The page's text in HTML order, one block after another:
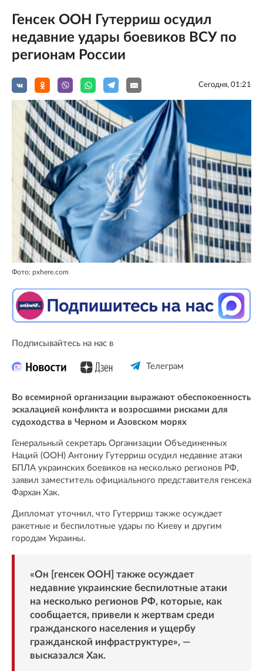
Генсек ООН Гутерриш осудил
недавние удары боевиков ВСУ по
регионам России
Сегодня, 01:21
Фото: pxhere.com
Подписывайтесь на нас в
Телеграм
Во всемирной организации выражают обеспокоенность
эскалацией конфликта и возросшими рисками для
судоходства в Черном и Азовском морях
Генеральный секретарь Организации Объединенных
Наций (ООН) Антониу Гутерриш осудил недавние атаки
БПЛА украинских боевиков на несколько регионов РФ,
заявил заместитель официального представителя генсека
Фархан Хак.
Дипломат уточнил, что Гутерриш также осуждает
ракетные и беспилотные удары по Киеву и другим
городам Украины.
«Он [генсек ООН] также осуждает
недавние украинские беспилотные атаки
на несколько регионов РФ, которые, как
сообщается, привели к жертвам среди
гражданского населения и ущербу
гражданской инфраструктуре», —
высказался Хак.